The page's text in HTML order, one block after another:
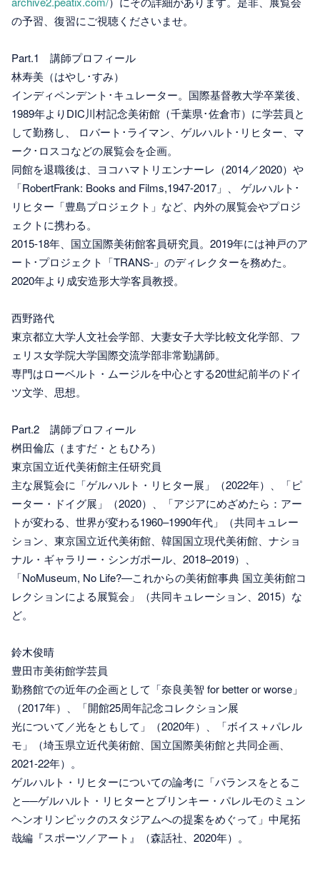
の予習、復習にご視聴くださいませ。
Part.1 講師プロフィール
林寿美（はやし･すみ）
インディペンデント･キュレーター。国際基督教大学卒業後、
1989年よりDIC川村記念美術館（千葉県･佐倉市）に学芸員と
して勤務し、 ロバート･ライマン、ゲルハルト･リヒター、マ
ーク･ロスコなどの展覧会を企画。
同館を退職後は、ヨコハマトリエンナーレ（2014／2020）や
「RobertFrank: Books and Films,1947-2017」、 ゲルハルト･
リヒター「豊島プロジェクト」など、内外の展覧会やプロジ
ェクトに携わる。
2015-18年、国立国際美術館客員研究員。2019年には神戸のア
ート･プロジェクト「TRANS-」のディレクターを務めた。
2020年より成安造形大学客員教授。
西野路代
東京都立大学人文社会学部、大妻女子大学比較文化学部、フ
ェリス女学院大学国際交流学部非常勤講師。
専門はローベルト・ムージルを中心とする20世紀前半のドイ
ツ文学、思想。
Part.2 講師プロフィール
桝田倫広（ますだ・ともひろ）
東京国立近代美術館主任研究員
主な展覧会に「ゲルハルト・リヒター展」（2022年）、「ピ
ーター・ドイグ展」（2020）、「アジアにめざめたら：アー
トが変わる、世界が変わる1960–1990年代」（共同キュレー
ション、東京国立近代美術館、韓国国立現代美術館、ナショ
ナル・ギャラリー・シンガポール、2018–2019）、
「NoMuseum, No Life?―これからの美術館事典 国立美術館コ
レクションによる展覧会」（共同キュレーション、2015）な
ど。
鈴木俊晴
豊田市美術館学芸員
勤務館での近年の企画として「奈良美智 for better or worse」
（2017年）、「開館25周年記念コレクション展
光について／光をともして」（2020年）、「ボイス＋パレル
モ」（埼玉県立近代美術館、国立国際美術館と共同企画、
2021-22年）。
ゲルハルト・リヒターについての論考に「バランスをとるこ
と──ゲルハルト・リヒターとブリンキー・パレルモのミュン
ヘンオリンピックのスタジアムへの提案をめぐって」中尾拓
哉編『スポーツ／アート』（森話社、2020年）。